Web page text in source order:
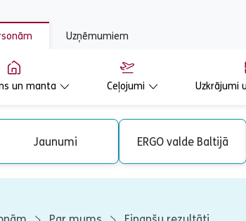
Uzņēmumiem
un manta Ceļojumi Uzkrājumi
Jaunumi ERGO valde Baltijā